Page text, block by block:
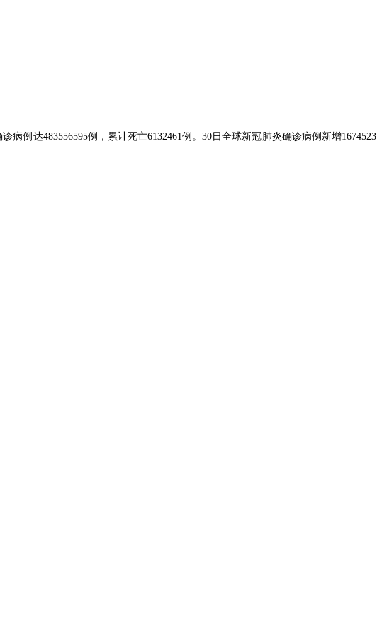
例达483556595例，累计死亡6132461例。30日全球新冠肺炎确诊病例新增1674523